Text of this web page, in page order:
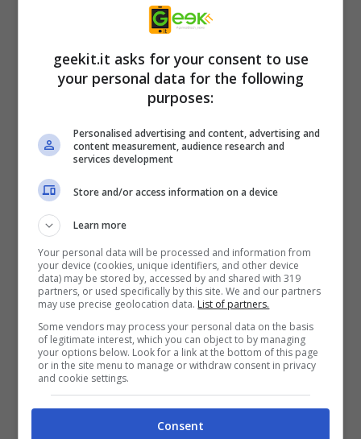
suo 35° anniversario. Nei panni del nuovo
novellino dell’equipaggio dei Ghostbusters,
farai squadra con i tuoi personaggi preferiti
del film, con le voci originali di Aykroyd,
di Stantz, Spengler, Venkman e Zeddemore,
insieme a Annie Potts, Brian Doyle-Murray,
William Atherton e Max von Sydow.
Manhattan è invasa ancora una volta da
fantasmi, demoni e altre creature paranormali
scatenati da una forza misteriosa e solo gli
Acchiappafantasmi possono riportare questa
minaccia nella loro dimensione per salvare la
città. Dai la caccia e intrappola una varietà di
nuovi e famigerati ghoul e fantasmi, tutti
rimasterizzati in HD.Ghostbusters: The Video
geekit.it asks for your consent to use
your personal data for the following
purposes:
Personalised advertising and content, advertising and
content measurement, audience research and
services development
Store and/or access information on a device
Learn more
Your personal data will be processed and information from
your device (cookies, unique identifiers, and other device
data) may be stored by, accessed by and shared with 319
partners, or used specifically by this site. We and our partners
may use precise geolocation data. List of partners.
Some vendors may process your personal data on the basis
of legitimate interest, which you can object to by managing
your options below. Look for a link at the bottom of this page
or in the site menu to manage or withdraw consent in privacy
and cookie settings.
Consent